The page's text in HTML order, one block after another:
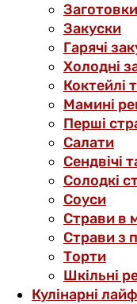
Закуски
Гарячі
Холодні
Коктейлі
Мамині
Перші
Салати
Сендвічі
Солодкі
Соуси
Страви в
Страви з
Торти
Шкільні
Кулінарні